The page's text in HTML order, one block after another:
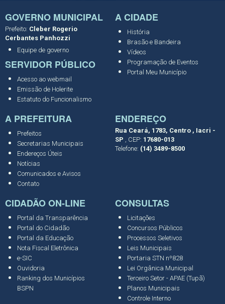
GOVERNO MUNICIPAL
Prefeito: Cleber Rogerio
Cerbantes Panhozzi
Equipe de governo
SERVIDOR PÚBLICO
Acesso ao webmail
Emissão de Holerite
Estatuto do Funcionalismo
A CIDADE
História
Brasão e Bandeira
Vídeos
Programação de Eventos
Portal Meu Município
A PREFEITURA
Prefeitos
Secretarias Municipais
Endereços Úteis
Notícias
Comunicados e Avisos
Contato
ENDEREÇO
Rua Ceará, 1783, Centro , Iacri -
SP , CEP: 17680-013
Telefone: (14) 3489-8500
CIDADÃO ON-LINE
Portal da Transparência
Portal do Cidadão
Portal da Educação
Nota Fiscal Eletrônica
e-SIC
Ouvidoria
Ranking dos Municípios
BSPN
CONSULTAS
Licitações
Concursos Públicos
Processos Seletivos
Leis Municipais
Portaria STN nº828
Lei Orgânica Municipal
Terceiro Setor - APAE (Tupã)
Planos Municipais
Controle Interno